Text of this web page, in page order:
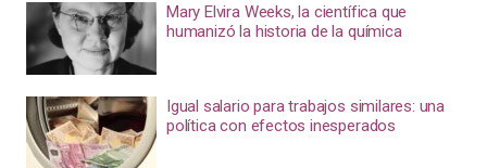
Mary Elvira Weeks, la científica que
humanizó la historia de la química
Igual salario para trabajos similares: una
política con efectos inesperados